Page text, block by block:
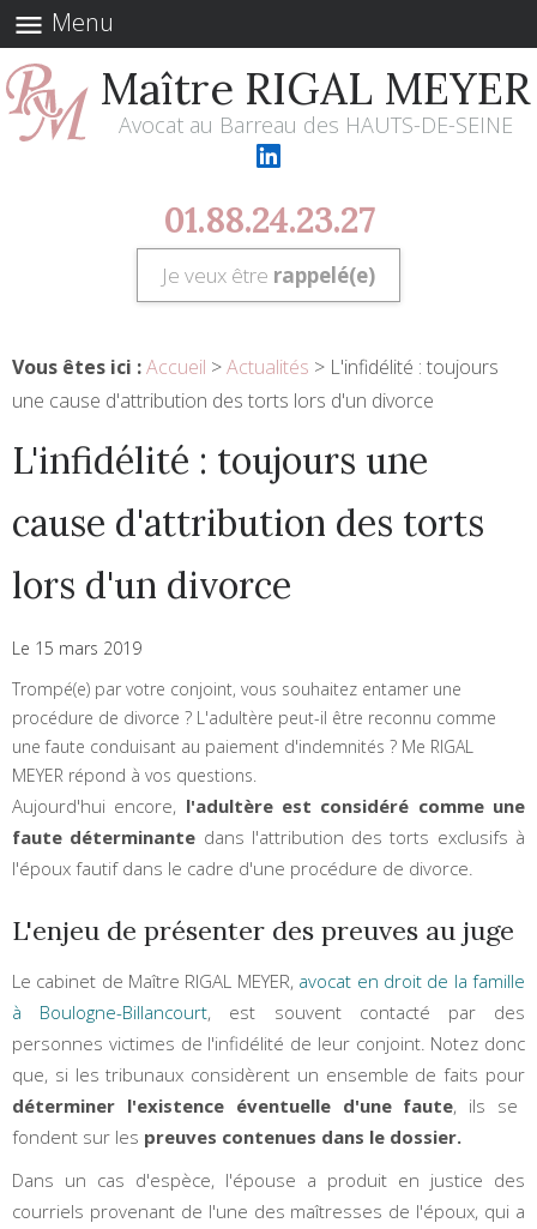
menu Menu
Maître RIGAL MEYER
Avocat au Barreau des HAUTS-DE-SEINE
01.88.24.23.27
Je veux être rappelé(e)
Vous êtes ici :Accueil >Actualités > L'infidélité : toujours
une cause d'attribution des torts lors d'un divorce
L'infidélité : toujours une
cause d'attribution des torts
lors d'un divorce
Le 15 mars 2019
Trompé(e) par votre conjoint, vous souhaitez entamer une
procédure de divorce ? L'adultère peut-il être reconnu comme
une faute conduisant au paiement d'indemnités ? Me RIGAL
MEYER répond à vos questions.
Aujourd'hui encore, l'adultère est considéré comme une
faute déterminante dans l'attribution des torts exclusifs à
l'époux fautif dans le cadre d'une procédure de divorce.
L'enjeu de présenter des preuves au juge
Le cabinet de Maître RIGAL MEYER, avocat en droit de la famille
à Boulogne-Billancourt, est souvent contacté par des
personnes victimes de l'infidélité de leur conjoint. Notez donc
que, si les tribunaux considèrent un ensemble de faits pour
déterminer l'existence éventuelle d'une faute, ils se
fondent sur les preuves contenues dans le dossier.
Dans un cas d'espèce, l'épouse a produit en justice des
courriels provenant de l'une des maîtresses de l'époux, qui a